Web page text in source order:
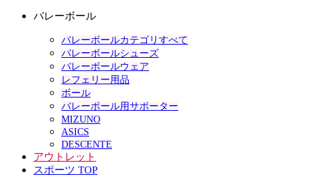
バレーボール
バレーボールカテゴリすべて
バレーボールシューズ
バレーボールウェア
レフェリー用品
ボール
バレーボール用サポーター
MIZUNO
ASICS
DESCENTE
アウトレット
スポーツ TOP